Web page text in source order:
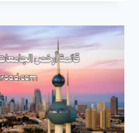
التخصصات،
شروط
القبول
المباشر
والمشروط،
والرسوم
الدراسية
لكل
تخصص